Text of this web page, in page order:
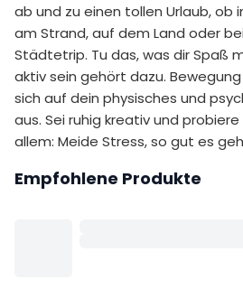
ab und zu einen tollen Urlaub, ob
am Strand, auf dem Land oder
Städtetrip. Tu das, was dir Spaß
aktiv sein gehört dazu.
sich auf dein physisches und
aus. Sei ruhig kreativ und
allem: Meide Stress, so gut es
Empfohlene Produkte